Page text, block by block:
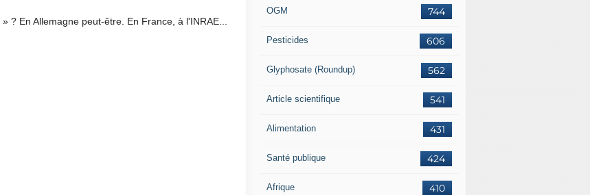
» ? En Allemagne peut-être. En France, à l'INRAE...
744
OGM
606
Pesticides
562
Glyphosate (Roundup)
541
Article scientifique
431
Alimentation
424
Santé publique
410
Afrique